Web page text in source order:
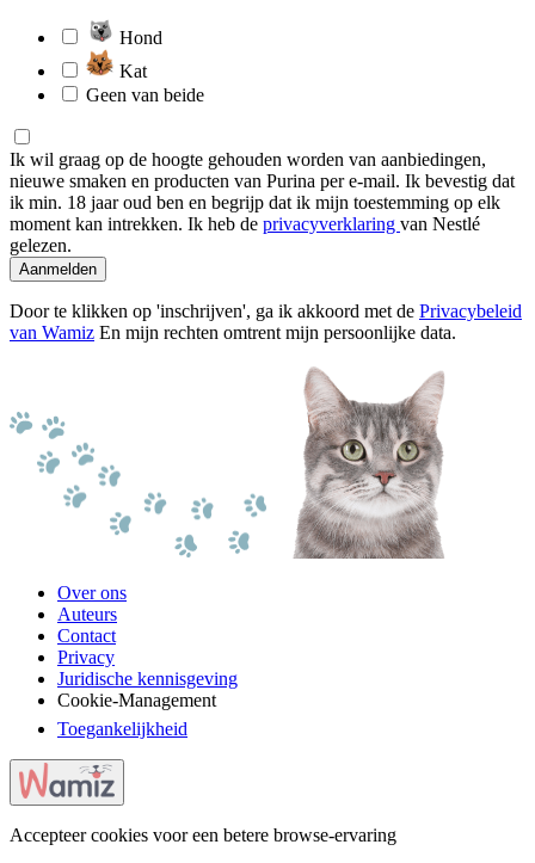
Hond
Kat
Geen van beide
Ik wil graag op de hoogte gehouden worden van aanbiedingen,
nieuwe smaken en producten van Purina per e-mail. Ik bevestig dat
ik min. 18 jaar oud ben en begrijp dat ik mijn toestemming op elk
moment kan intrekken. Ik heb de privacyverklaring van Nestlé
gelezen.
Aanmelden
Door te klikken op 'inschrijven', ga ik akkoord met de Privacybeleid
van Wamiz En mijn rechten omtrent mijn persoonlijke data.
Over ons
Auteurs
Contact
Privacy
Juridische kennisgeving
Cookie-Management
Toegankelijkheid
Accepteer cookies voor een betere browse-ervaring